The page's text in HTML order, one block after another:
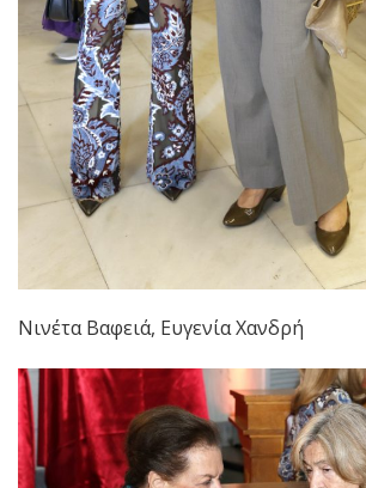
Νινέτα Βαφειά, Ευγενία Χανδρή